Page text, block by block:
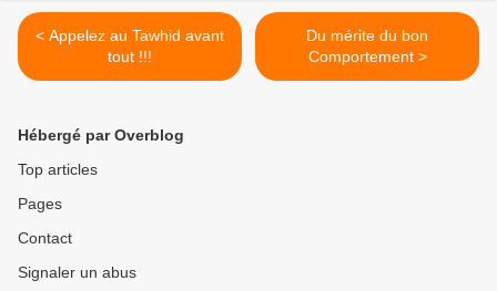
< Appelez au Tawhid avant
tout !!!
Du mérite du bon
Comportement >
Hébergé par Overblog
Top articles
Pages
Contact
Signaler un abus